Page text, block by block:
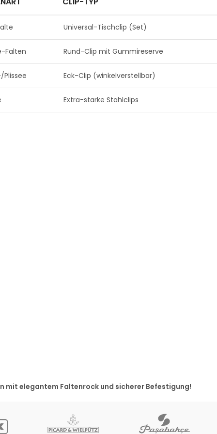
Universal-Tischclip (Set)
Falten Rund-Clip mit Gummireserve
Plissee Eck-Clip (winkelverstellbar)
Extra-starke Stahlclips
mit elegantem Falten­rock und sicherer Befestigung!